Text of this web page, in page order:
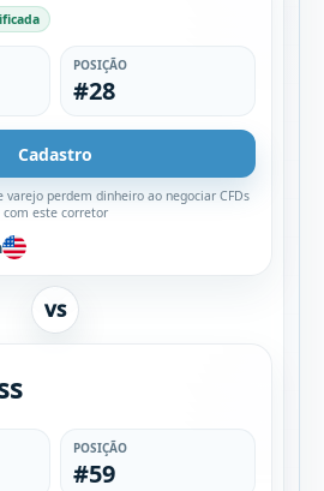
POSIÇÃO
#28
Cadastro
varejo perdem dinheiro ao negociar CFDs
com este corretor
VS
POSIÇÃO
#59